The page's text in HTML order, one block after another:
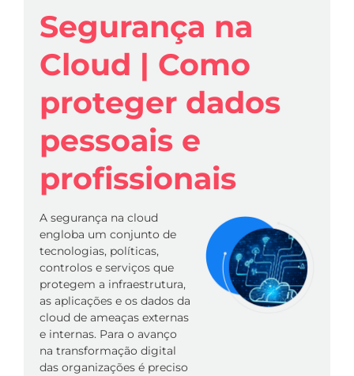
Segurança na
Cloud | Como
proteger dados
pessoais e
profissionais
A segurança na cloud
engloba um conjunto de
tecnologias, políticas,
controlos e serviços que
protegem a infraestrutura,
as aplicações e os dados da
cloud de ameaças externas
e internas. Para o avanço
na transformação digital
das organizações é preciso